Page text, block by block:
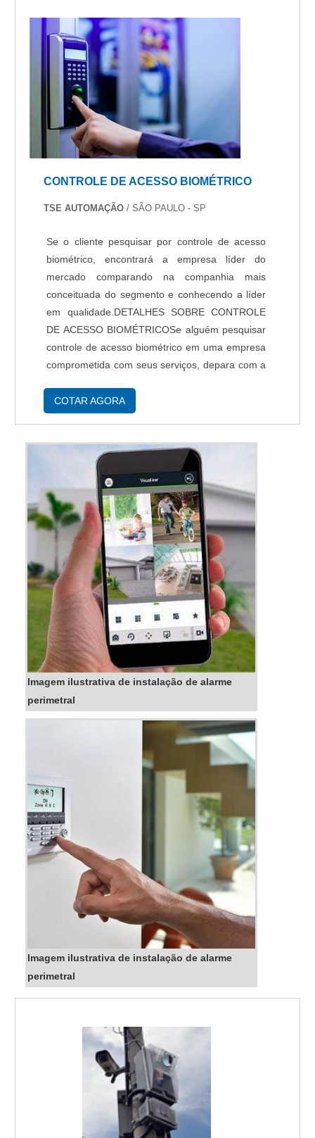
CONTROLE DE ACESSO BIOMÉTRICO
TSE AUTOMAÇÃO/ SÃO PAULO - SP
Se o cliente pesquisar por controle de acesso
biométrico, encontrará a empresa líder do
mercado comparando na companhia mais
conceituada do segmento e conhecendo a líder
em qualidade.DETALHES SOBRE CONTROLE
DE ACESSO BIOMÉTRICOSe alguém pesquisar
controle de acesso biométrico em uma empresa
comprometida com seus serviços, depara com a
serviço de manutenção de catraca de acesso e
COTAR AGORA
Imagem ilustrativa de instalação de alarme
perimetral
Imagem ilustrativa de instalação de alarme
perimetral